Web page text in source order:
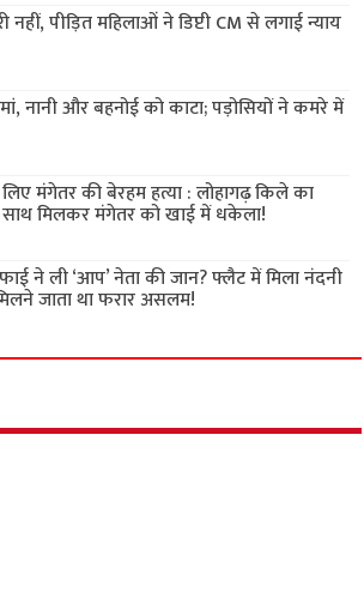
नहीं, पीड़ित महिलाओं ने डिप्टी CM से लगाई न्याय
नानी और बहनोई को काटा; पड़ोसियों ने कमरे में
मंगेतर की बेरहम हत्या : लोहागढ़ किले का
मिलकर मंगेतर को खाई में धकेला!
ने ली ‘आप’ नेता की जान? फ्लैट में मिला नंदनी
जाता था फरार असलम!